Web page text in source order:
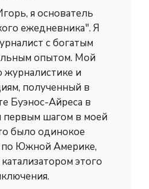
я основатель
ежедневника". Я
с богатым
опытом. Мой
и
полученный в
Буэнос-Айреса в
первым шагом в моей
было одинокое
по Южной Америке,
этого